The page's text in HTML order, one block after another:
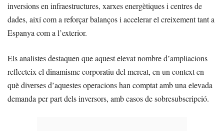
inversions en infraestructures, xarxes energètiques i centres de
dades, així com a reforçar balanços i accelerar el creixement tant a
Espanya com a l’exterior.
Els analistes destaquen que aquest elevat nombre d’ampliacions
reflecteix el dinamisme corporatiu del mercat, en un context en
què diverses d’aquestes operacions han comptat amb una elevada
demanda per part dels inversors, amb casos de sobresubscripció.